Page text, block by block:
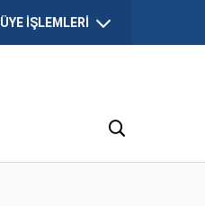
ÜYE İŞLEMLERİ